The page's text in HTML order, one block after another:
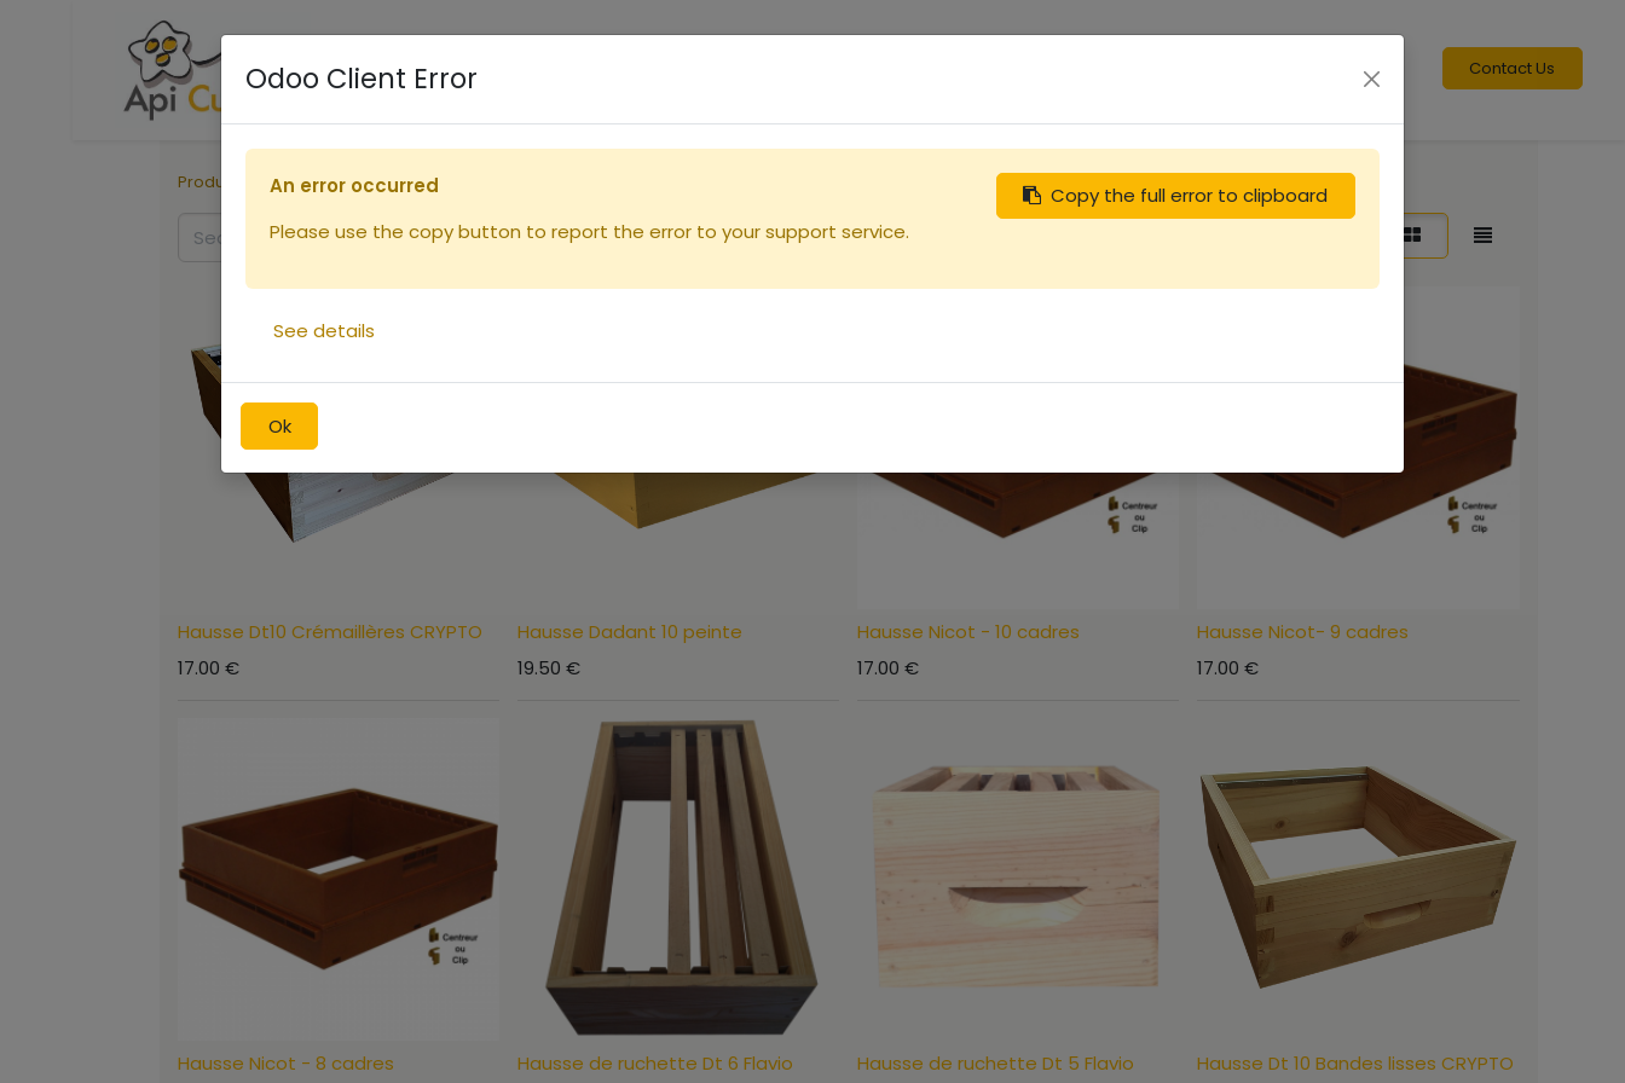
Accueil Boutique Contact Us
Products Ruches Eléments de ruche
Hausse Dt10 Crémaillères CRYPTO
17.00 €
Hausse Dadant 10 peinte
19.50 €
Hausse Nicot - 10 cadres
17.00 €
Hausse Nicot- 9 cadres
17.00 €
Hausse Nicot - 8 cadres Hausse de ruchette Dt 6 Flavio Hausse de ruchette Dt 5 Flavio Hausse Dt 10 Bandes lisses CRYPTO
Odoo Client Error
Ok
Copy the full error to clipboard
An error occurred
Please use the copy button to report the error to your support service.
See details